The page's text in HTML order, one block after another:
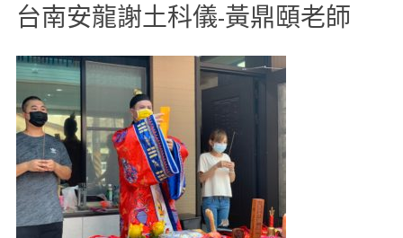
台南安龍謝土科儀-黃鼎頤老師